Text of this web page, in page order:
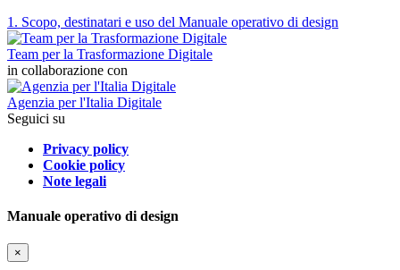
1. Scopo, destinatari e uso del Manuale operativo di design
Team per la Trasformazione Digitale
in collaborazione con
Agenzia per l'Italia Digitale
Seguici su
Privacy policy
Cookie policy
Note legali
Manuale operativo di design
×